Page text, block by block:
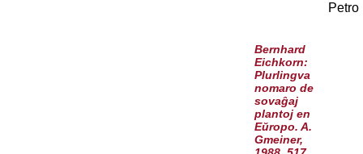
Petro
Bernhard
Eichkorn:
Plurlingva
nomaro de
sovaĝaj
plantoj en
Eŭropo. A.
Gmeiner,